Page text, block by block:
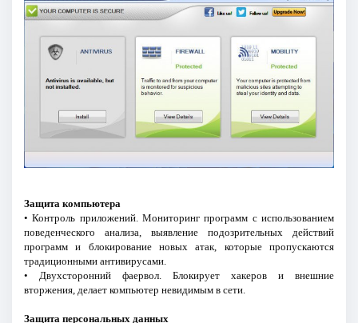
Защита компьютера
• Контроль приложений. Мониторинг программ с использованием
поведенческого анализа, выявление подозрительных действий
программ и блокирование новых атак, которые пропускаются
традиционными антивирусами.
• Двухсторонний фаервол. Блокирует хакеров и внешние
вторжения, делает компьютер невидимым в сети.
Защита персональных данных